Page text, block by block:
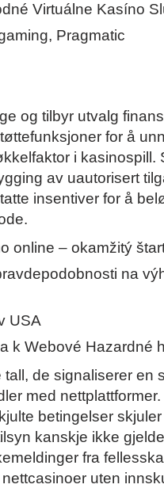
Virtuálne Kasíno
Pragmatic
og tilbyr utvalg
for å
i kasinospill.
av uautorisert
insentiver for å
online – okamžitý
na
USA
k Webové Hazardné
de signaliserer en
med
betingelser
kanskje ikke
fra
uten